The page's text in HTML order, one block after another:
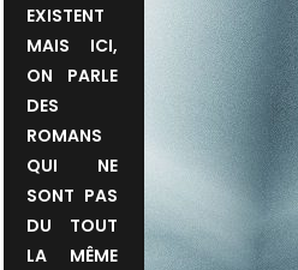
EXISTENT
MAIS ICI,
ON PARLE
DES
ROMANS
QUI NE
SONT PAS
DU TOUT
LA MÊME